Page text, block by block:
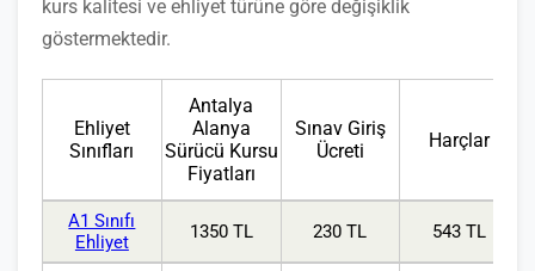
kurs kalitesi ve ehliyet türüne göre değişiklik
göstermektedir.
Ehliyet
Sınıfları
Antalya
Alanya
Sürücü Kursu
Fiyatları
Sınav Giriş
Ücreti
Harçlar
A1 Sınıfı
Ehliyet
1350 TL 230 TL 543 TL